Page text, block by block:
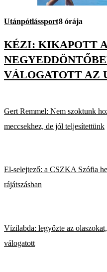
Utánpótlássport8 órája
KÉZI: KIKAPOTT A
VÁLOGATOTT AZ
Gert Remmel: Nem szoktunk
meccsekhez, de jól teljesítettünk
El-selejtező: a CSZKA Szófia
rájátszásban
Vízilabda: legyőzte az
válogatott